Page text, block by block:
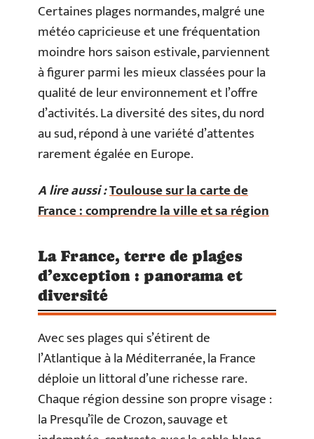
Certaines plages normandes, malgré une
météo capricieuse et une fréquentation
moindre hors saison estivale, parviennent
à figurer parmi les mieux classées pour la
qualité de leur environnement et l’offre
d’activités. La diversité des sites, du nord
au sud, répond à une variété d’attentes
rarement égalée en Europe.
A lire aussi :Toulouse sur la carte de
France : comprendre la ville et sa région
La France, terre de plages
d’exception : panorama et
diversité
Avec ses plages qui s’étirent de
l’Atlantique à la Méditerranée, la France
déploie un littoral d’une richesse rare.
Chaque région dessine son propre visage :
la Presqu’île de Crozon, sauvage et